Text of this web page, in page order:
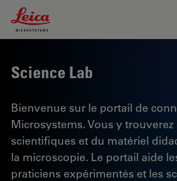
Leica Microsystems Logo
Science Lab
Bienvenue sur le portail de
Microsystems. Vous y trouverez
scientifiques et du matériel
la microscopie. Le portail aide
praticiens expérimentés et les